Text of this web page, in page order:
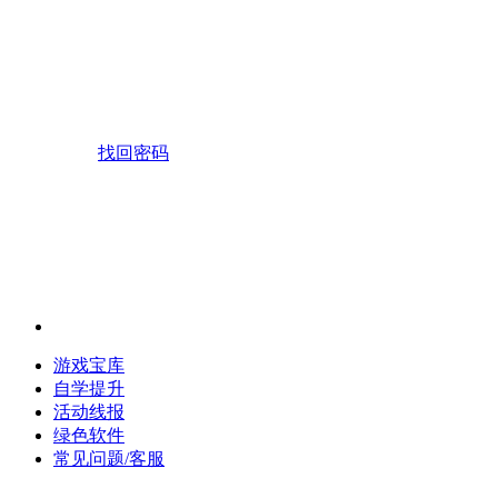
找回密码
游戏宝库
自学提升
活动线报
绿色软件
常见问题/客服